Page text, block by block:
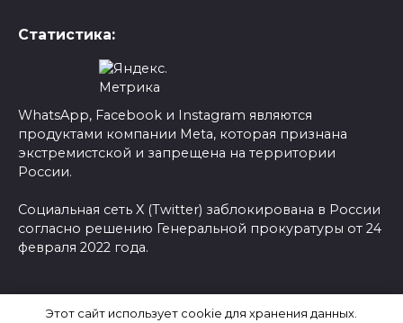
Статистика:
WhatsApp, Facebook и Instagram являются
продуктами компании Meta, которая признана
экстремистской и запрещена на территории
России.
Социальная сеть X (Twitter) заблокирована в России
согласно решению Генеральной прокуратуры от 24
февраля 2022 года.
Этот сайт использует cookie для хранения данных.